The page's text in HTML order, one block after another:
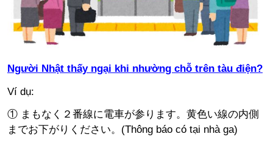
Người Nhật thấy ngại khi nhường chỗ trên tàu điện?
Ví dụ:
① まもなく２番線に電車が参ります。黄色い線の内側
までお下がりください。(Thông báo có tại nhà ga)